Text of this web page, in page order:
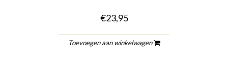
€23,95
Toevoegen aan winkelwagen